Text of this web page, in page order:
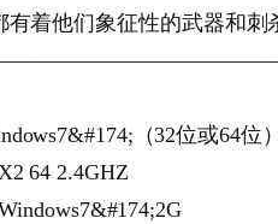
着他们象征性的武器和刺
（32位或64位）
64 2.4GHZ